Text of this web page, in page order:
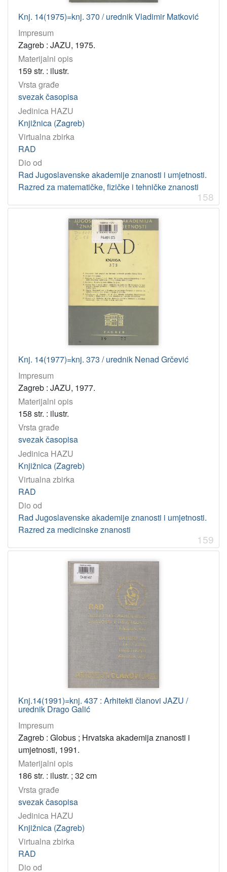
Knj. 14(1975)=knj. 370 / urednik Vladimir Matković
Impresum
Zagreb : JAZU, 1975.
Materijalni opis
159 str. : ilustr.
Vrsta građe
svezak časopisa
Jedinica HAZU
Knjižnica (Zagreb)
Virtualna zbirka
RAD
Dio od
Rad Jugoslavenske akademije znanosti i umjetnosti.
Razred za matematičke, fizičke i tehničke znanosti
158
Knj. 14(1977)=knj. 373 / urednik Nenad Grčević
Impresum
Zagreb : JAZU, 1977.
Materijalni opis
158 str. : ilustr.
Vrsta građe
svezak časopisa
Jedinica HAZU
Knjižnica (Zagreb)
Virtualna zbirka
RAD
Dio od
Rad Jugoslavenske akademije znanosti i umjetnosti.
Razred za medicinske znanosti
159
Knj.14(1991)=knj. 437 : Arhitekti članovi JAZU /
urednik Drago Galić
Impresum
Zagreb : Globus ; Hrvatska akademija znanosti i
umjetnosti, 1991.
Materijalni opis
186 str. : ilustr. ; 32 cm
Vrsta građe
svezak časopisa
Jedinica HAZU
Knjižnica (Zagreb)
Virtualna zbirka
RAD
Dio od